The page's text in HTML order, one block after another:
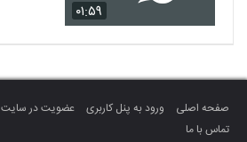
۰۱:۵۹
صفحه اصلی ورود به پنل کاربری عضویت در سایت
تماس با ما